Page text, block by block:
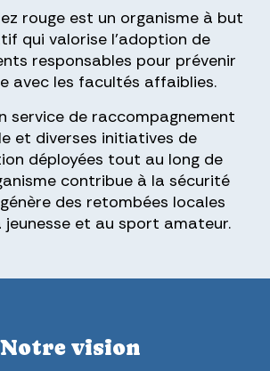
rouge est un organisme à but
qui valorise l’adoption de
responsables pour prévenir
avec les facultés affaiblies.
service de raccompagnement
et diverses initiatives de
déployées tout au long de
contribue à la sécurité
des retombées locales
et au sport amateur.
Notre vision